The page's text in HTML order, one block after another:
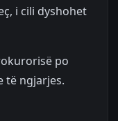
i cili dyshohet
po
të ngjarjes.